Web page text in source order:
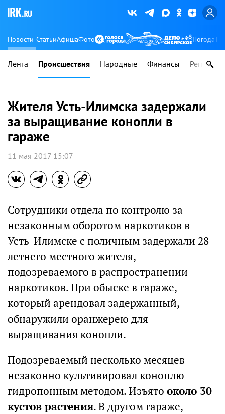
Новости СтатьиАфишаФото Погода
Лента Происшествия Народные Финансы Регионы
Жителя Усть-Илимска задержали
за выращивание конопли в
гараже
11 мая 2017 15:07
Сотрудники отдела по контролю за
незаконным оборотом наркотиков в
Усть-Илимске с поличным задержали 28-
летнего местного жителя,
подозреваемого в распространении
наркотиков. При обыске в гараже,
который арендовал задержанный,
обнаружили оранжерею для
выращивания конопли.
Подозреваемый несколько месяцев
незаконно культивировал коноплю
гидропонным методом. Изъято около 30
кустов растения. В другом гараже,